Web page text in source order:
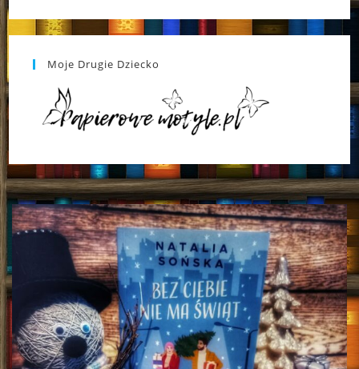
Moje Drugie Dziecko